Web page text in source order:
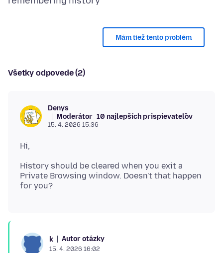
Mám tiež tento problém
Všetky odpovede (2)
Denys
Moderátor 10 najlepších prispievateľov
15. 4. 2026 15:36
History should be cleared when you exit a
Private Browsing window. Doesn't that happen
k Autor otázky
15. 4. 2026 16:02